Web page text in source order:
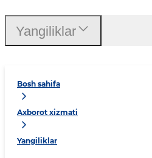
Bosh sahifa
Axborot xizmati
Yangiliklar
Yangiliklar